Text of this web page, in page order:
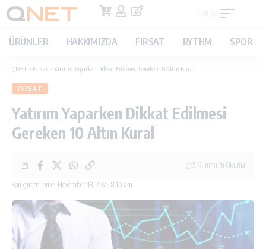
ÜRÜNLER HAKKIMIZDA FIRSAT RYTHM SPOR
QNET > Fırsat > Yatırım Yaparken Dikkat Edilmesi Gereken 10 Altın Kural
FIRSAT
Yatırım Yaparken Dikkat Edilmesi
Gereken 10 Altın Kural
Son güncelleme: November 18, 2025 8:10 am
5 Minimum Okuma